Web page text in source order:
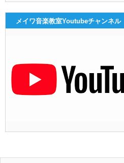
メイワ音楽教室Youtubeチャンネル